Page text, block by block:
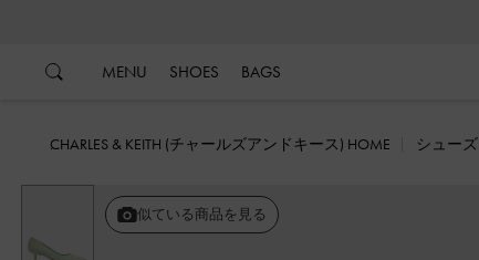
MENU SHOES BAGS
CHARLES & KEITH (チャールズアンドキース) HOME シューズ
似ている商品を見る